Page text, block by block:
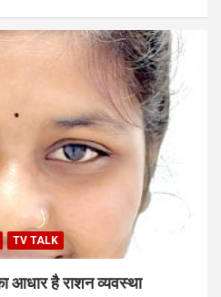
TV TALK
आधार है राशन व्यवस्था